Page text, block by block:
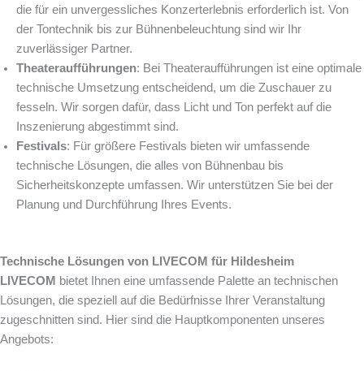
die für ein unvergessliches Konzerterlebnis erforderlich ist. Von
der Tontechnik bis zur Bühnenbeleuchtung sind wir Ihr
zuverlässiger Partner.
Theateraufführungen: Bei Theateraufführungen ist eine optimale
technische Umsetzung entscheidend, um die Zuschauer zu
fesseln. Wir sorgen dafür, dass Licht und Ton perfekt auf die
Inszenierung abgestimmt sind.
Festivals: Für größere Festivals bieten wir umfassende
technische Lösungen, die alles von Bühnenbau bis
Sicherheitskonzepte umfassen. Wir unterstützen Sie bei der
Planung und Durchführung Ihres Events.
Technische Lösungen von LIVECOM für Hildesheim
LIVECOM bietet Ihnen eine umfassende Palette an technischen
Lösungen, die speziell auf die Bedürfnisse Ihrer Veranstaltung
zugeschnitten sind. Hier sind die Hauptkomponenten unseres
Angebots: